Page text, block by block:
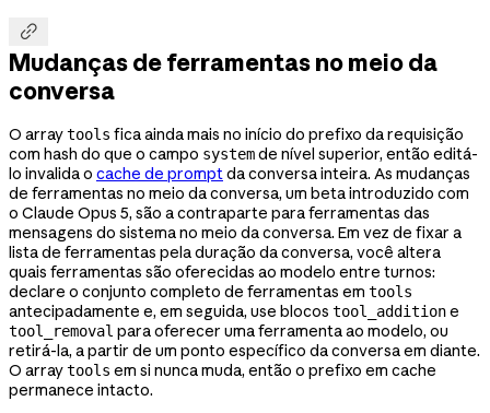

Mudanças de ferramentas no meio da
conversa
O arraytools fica ainda mais no início do prefixo da requisição
com hash do que o campo systemde nível superior, então editá-
lo invalida o cache de promptda conversa inteira. As mudanças
de ferramentas no meio da conversa, um beta introduzido com
o Claude Opus 5, são a contraparte para ferramentas das
mensagens do sistema no meio da conversa. Em vez de fixar a
lista de ferramentas pela duração da conversa, você altera
quais ferramentas são oferecidas ao modelo entre turnos:
declare o conjunto completo de ferramentas em tools
antecipadamente e, em seguida, use blocos tool_additione
tool_removal para oferecer uma ferramenta ao modelo, ou
retirá-la, a partir de um ponto específico da conversa em diante.
O arraytools em si nunca muda, então o prefixo em cache
permanece intacto.